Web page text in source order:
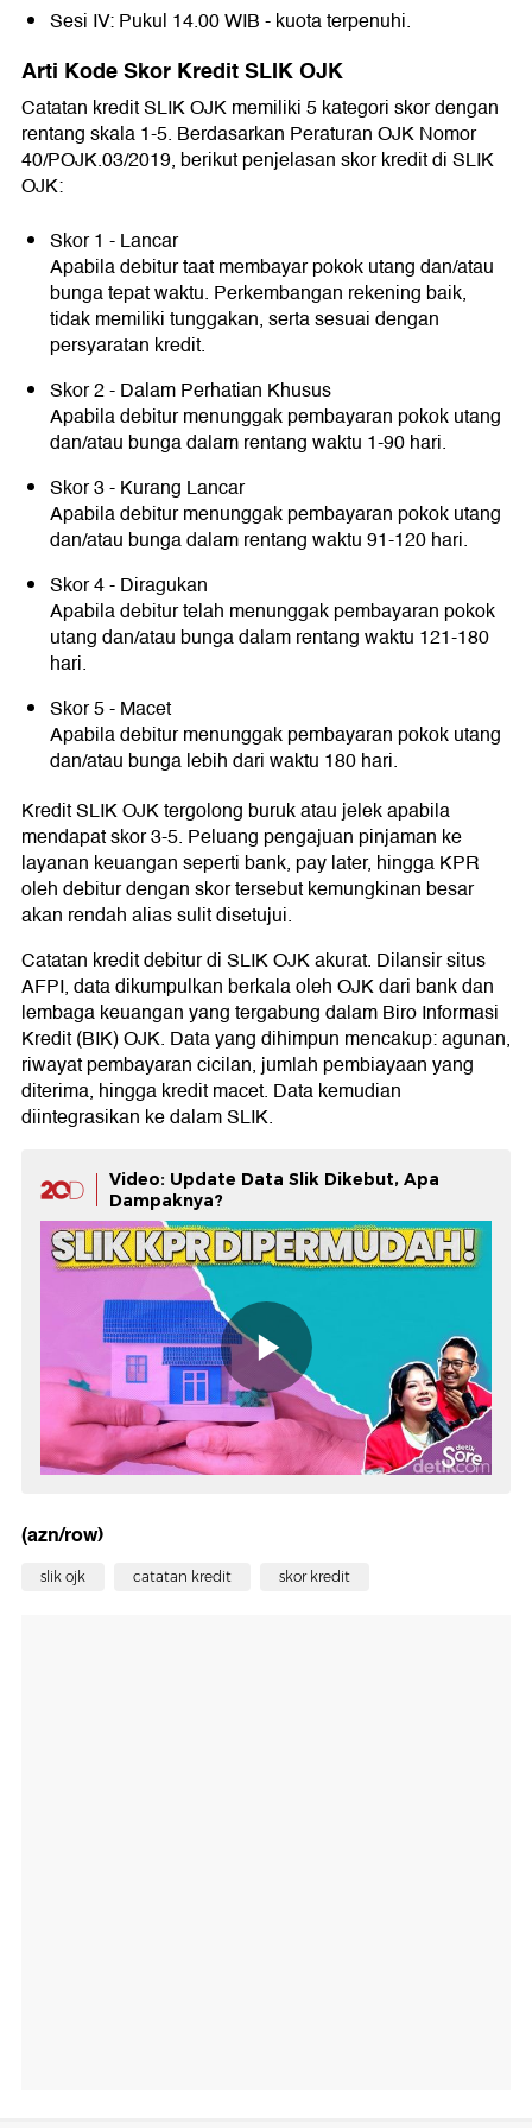
Sesi IV: Pukul 14.00 WIB - kuota terpenuhi.
Arti Kode Skor Kredit SLIK OJK
Catatan kredit SLIK OJK memiliki 5 kategori skor dengan
rentang skala 1-5. Berdasarkan Peraturan OJK Nomor
40/POJK.03/2019, berikut penjelasan skor kredit di SLIK
OJK:
Skor 1 - Lancar
Apabila debitur taat membayar pokok utang dan/atau
bunga tepat waktu. Perkembangan rekening baik,
tidak memiliki tunggakan, serta sesuai dengan
persyaratan kredit.
Skor 2 - Dalam Perhatian Khusus
Apabila debitur menunggak pembayaran pokok utang
dan/atau bunga dalam rentang waktu 1-90 hari.
Skor 3 - Kurang Lancar
Apabila debitur menunggak pembayaran pokok utang
dan/atau bunga dalam rentang waktu 91-120 hari.
Skor 4 - Diragukan
Apabila debitur telah menunggak pembayaran pokok
utang dan/atau bunga dalam rentang waktu 121-180
hari.
Skor 5 - Macet
Apabila debitur menunggak pembayaran pokok utang
dan/atau bunga lebih dari waktu 180 hari.
Kredit SLIK OJK tergolong buruk atau jelek apabila
mendapat skor 3-5. Peluang pengajuan pinjaman ke
layanan keuangan seperti bank, pay later, hingga KPR
oleh debitur dengan skor tersebut kemungkinan besar
akan rendah alias sulit disetujui.
Catatan kredit debitur di SLIK OJK akurat. Dilansir situs
AFPI, data dikumpulkan berkala oleh OJK dari bank dan
lembaga keuangan yang tergabung dalam Biro Informasi
Kredit (BIK) OJK. Data yang dihimpun mencakup: agunan,
riwayat pembayaran cicilan, jumlah pembiayaan yang
diterima, hingga kredit macet. Data kemudian
diintegrasikan ke dalam SLIK.
Video: Update Data Slik Dikebut, Apa
Dampaknya?
(azn/row)
slik ojk catatan kredit skor kredit